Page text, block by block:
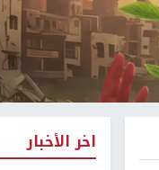
اخر الأخبار